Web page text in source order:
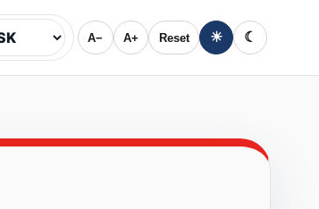
A− A+ Reset ☀ ☾